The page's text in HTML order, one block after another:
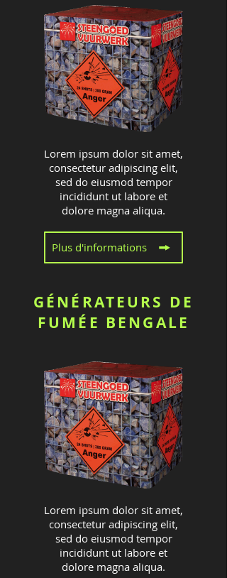
Lorem ipsum dolor sit amet,
consectetur adipiscing elit,
sed do eiusmod tempor
incididunt ut labore et
dolore magna aliqua.
Plus d'informations
GÉNÉRATEURS DE
FUMÉE BENGALE
Lorem ipsum dolor sit amet,
consectetur adipiscing elit,
sed do eiusmod tempor
incididunt ut labore et
dolore magna aliqua.